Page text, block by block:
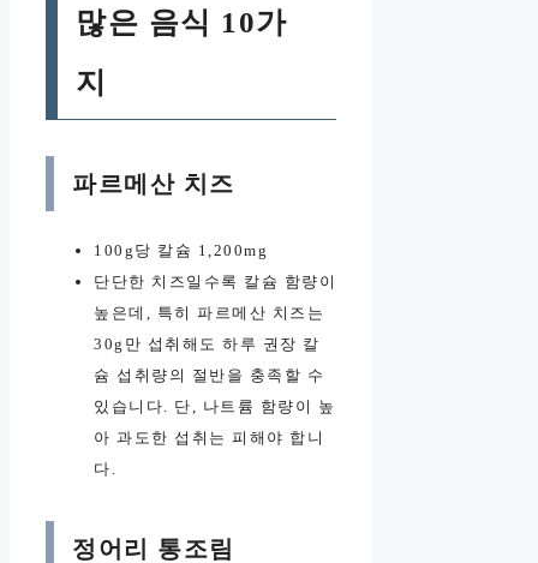
많은 음식 10가
지
파르메산 치즈
100g당 칼슘 1,200mg
단단한 치즈일수록 칼슘 함량이
높은데, 특히 파르메산 치즈는
30g만 섭취해도 하루 권장 칼
슘 섭취량의 절반을 충족할 수
있습니다. 단, 나트륨 함량이 높
아 과도한 섭취는 피해야 합니
다.
정어리 통조림